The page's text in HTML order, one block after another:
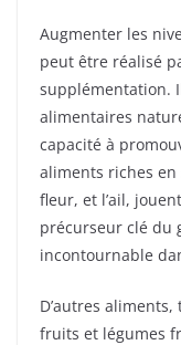
Augmenter les
peut être réalisé
supplémentation.
alimentaires
capacité à
aliments riches
fleur, et l’ail,
précurseur clé du
incontournable
D’autres
fruits et légumes